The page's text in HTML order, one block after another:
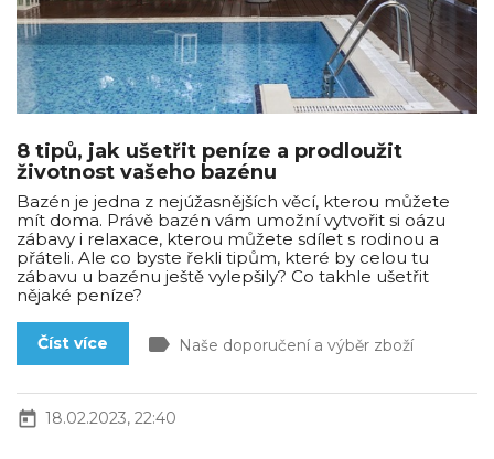
8 tipů, jak ušetřit peníze a prodloužit
životnost vašeho bazénu
Bazén je jedna z nejúžasnějších věcí, kterou můžete
mít doma. Právě bazén vám umožní vytvořit si oázu
zábavy i relaxace, kterou můžete sdílet s rodinou a
přáteli. Ale co byste řekli tipům, které by celou tu
zábavu u bazénu ještě vylepšily? Co takhle ušetřit
nějaké peníze?
Číst více label Naše doporučení a výběr zboží
today 18.02.2023, 22:40